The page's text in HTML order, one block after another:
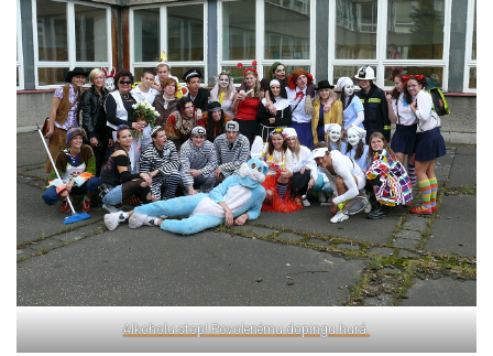
Alkoholu stop! Povolenému dopingu hurá.